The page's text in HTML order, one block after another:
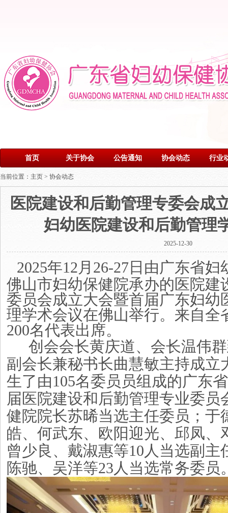
首页 关于协会 公告通知 协会动态 行业
当前位置： 主页 > 协会动态
医院建设和后勤管理专委会成
妇幼医院建设和后勤管理
2025-12-30
2025年12月26-27 日由广东省妇
佛山市妇幼保健院承办的医院建
委员会成立大会暨首届广东妇幼
理学术会议在佛山举行。来自全
200名代表出席。
创会会长黄庆道、会长温伟
副会长兼秘书长曲慧敏主持成立
生了由105名委员 员组成的广东
届医院建设和后勤管理专业委员
健院院长苏晞当选主任委员；于
皓、何武东、欧阳迎光、邱凤、
曾少良 、 戴淑惠等10 人当选副主
陈驰、吴洋等23 人当选常务委员